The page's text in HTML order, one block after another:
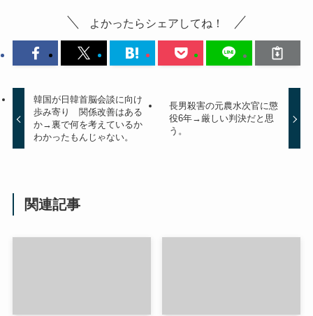
よかったらシェアしてね！
韓国が日韓首脳会談に向け
歩み寄り 関係改善はある
か→裏で何を考えているか
わかったもんじゃない。
長男殺害の元農水次官に懲
役6年→厳しい判決だと思
う。
関連記事